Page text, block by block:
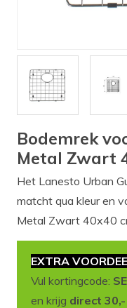
Wastafels
Bodemrek
Metal Zwart
Het Lanesto Urban
matcht qua kleur en
Metal Zwart 40x40
EXTRA
Vul kortingcode:
en krijg direct